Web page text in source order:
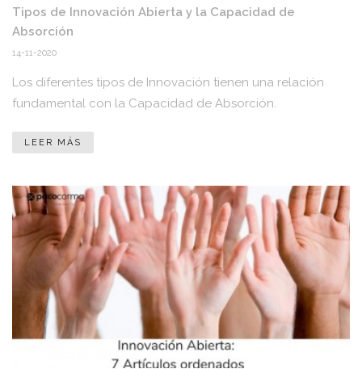
Tipos de Innovación Abierta y la Capacidad de
Absorción
14-11-2020
Los diferentes tipos de Innovación tienen una relación
fundamental con la Capacidad de Absorción.
LEER MÁS